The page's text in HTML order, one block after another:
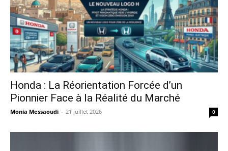
Honda : La Réorientation Forcée d’un
Pionnier Face à la Réalité du Marché
Monia Messaoudi - 21 juillet 2026 0